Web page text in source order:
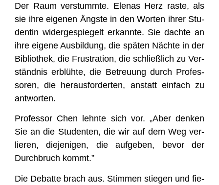
Der Raum ver­stumm­te. Ele­nas Herz ras­te, als
sie ihre eige­nen Ängs­te in den Wor­ten ihrer Stu­
den­tin wider­ge­spie­gelt erkann­te. Sie dach­te an
ihre eige­ne Aus­bil­dung, die spä­ten Näch­te in der
Biblio­thek, die Frus­tra­ti­on, die schließ­lich zu Ver­
ständ­nis erblüh­te, die Betreu­ung durch Pro­fes­
so­ren, die her­aus­for­der­ten, anstatt ein­fach zu
antworten.
Pro­fes­sor Chen lehn­te sich vor. „Aber den­ken
Sie an die Stu­den­ten, die wir auf dem Weg ver­
lie­ren, die­je­ni­gen, die auf­ge­ben, bevor der
Durch­bruch kommt.”
Die Debat­te brach aus. Stim­men stie­gen und fie­